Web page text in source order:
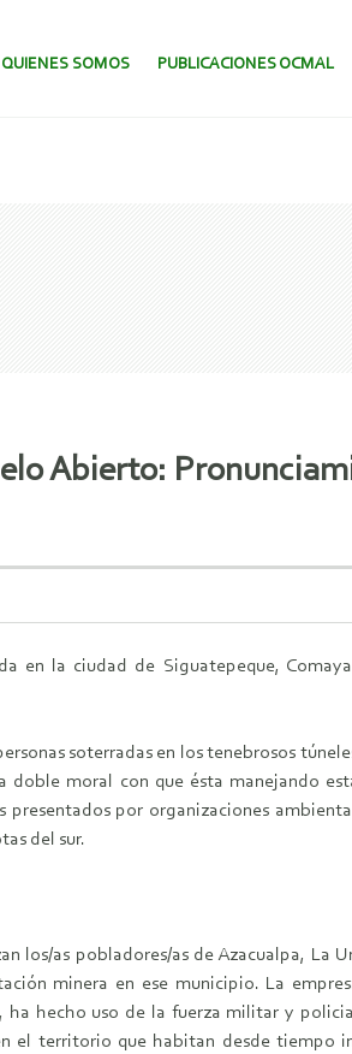
CONTENIDO.
QUIENES SOMOS PUBLICACIONES OCMAL
Abierto:
en la ciudad de Siguatepeque,
soterradas en los tenebrosos
doble moral con que ésta manejando
por organizaciones
del sur.
los/as pobladores/as de Azacualpa, La
minera en ese municipio. La
hecho uso de la fuerza militar y
el territorio que habitan desde tiempo